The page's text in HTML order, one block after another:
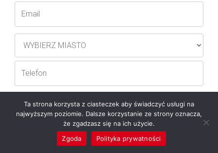
Ta strona korzysta z ciasteczek aby świadczyć usługi na
najwyższym poziomie. Dalsze korzystanie ze strony oznacza,
że zgadzasz się na ich użycie.
Zgoda
Polityka prywatności